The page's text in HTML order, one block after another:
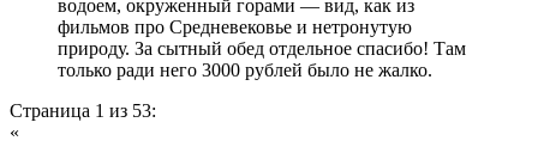
водоем, окруженный горами — вид, как из
фильмов про Средневековье и нетронутую
природу. За сытный обед отдельное спасибо! Там
только ради него 3000 рублей было не жалко.
Страница 1 из 53:
«